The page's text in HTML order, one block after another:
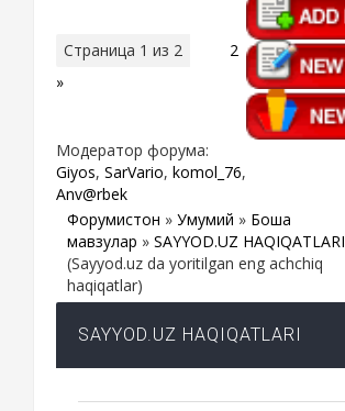
Страница 1 из 2
2
»
Модератор форума:
Giyos, SarVario, komol_76,
Anv@rbek
Форумистон » Умумий » Бошқа
мавзулар » SAYYOD.UZ HAQIQATLARI
(Sayyod.uz da yoritilgan eng achchiq
haqiqatlar)
SAYYOD.UZ HAQIQATLARI